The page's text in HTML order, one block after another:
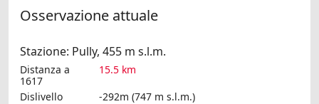
Osservazione attuale
Stazione: Pully, 455 m s.l.m.
Distanza a
1617
15.5 km
Dislivello
-292m (747 m s.l.m.)